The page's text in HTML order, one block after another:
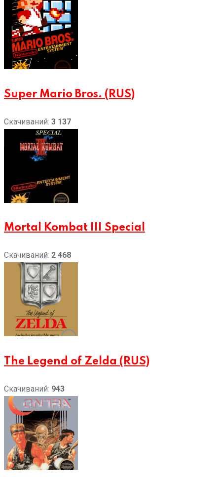
Super Mario Bros. (RUS)
Скачиваний: 3 137
Mortal Kombat III Special
Скачиваний: 2 468
The Legend of Zelda (RUS)
Скачиваний: 943